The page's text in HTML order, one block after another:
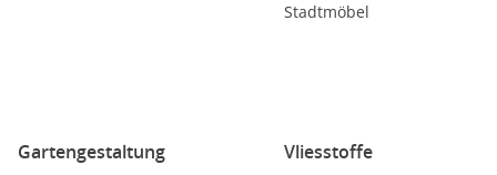
Stadtmöbel
Gartengestaltung Vliesstoffe